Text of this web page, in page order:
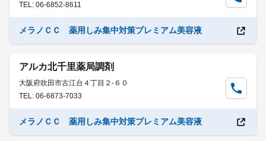
TEL: 06-6852-8611
メラノＣＣ 薬用しみ集中対策プレミアム美容液
アルカ北千里薬局調剤
大阪府吹田市古江台４丁目２-６０
TEL: 06-6873-7033
メラノＣＣ 薬用しみ集中対策プレミアム美容液